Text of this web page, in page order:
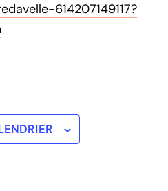
614207149117?